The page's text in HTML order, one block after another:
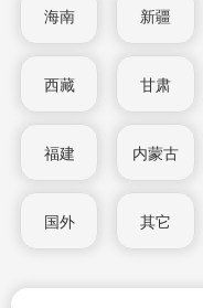
海南 新疆
西藏 甘肃
福建 内蒙古
国外 其它